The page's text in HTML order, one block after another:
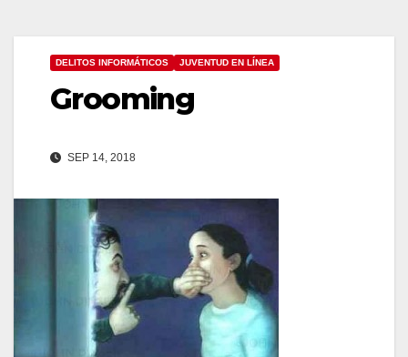
DELITOS INFORMÁTICOS JUVENTUD EN LÍNEA
Grooming
SEP 14, 2018